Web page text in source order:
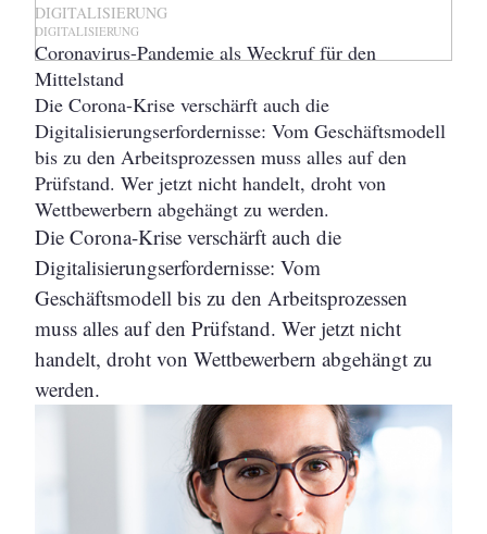
DIGITALISIERUNG
DIGITALISIERUNG
Coronavirus-Pandemie als Weckruf für den
Mittelstand
Die Corona-Krise verschärft auch die
Digitalisierungserfordernisse: Vom Geschäftsmodell
bis zu den Arbeitsprozessen muss alles auf den
Prüfstand. Wer jetzt nicht handelt, droht von
Wettbewerbern abgehängt zu werden.
Die Corona-Krise verschärft auch die
Digitalisierungserfordernisse: Vom
Geschäftsmodell bis zu den Arbeitsprozessen
muss alles auf den Prüfstand. Wer jetzt nicht
handelt, droht von Wettbewerbern abgehängt zu
werden.